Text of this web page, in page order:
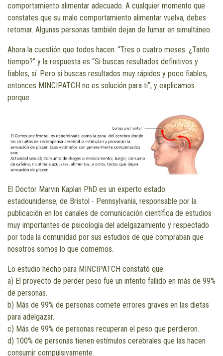
comportamiento alimentar adecuado. A cualquier momento que
constates que su malo comportamiento alimentar vuelva, debes
retomar. Algunas personas también dejan de fumar en simultáneo.
Ahora la cuestión que todos hacen. “Tres o cuatro meses. ¿Tanto
tiempo?” y la respuesta es “Si buscas resultados definitivos y
fiables, sí. Pero si buscas resultados muy rápidos y poco fiables,
entonces MINCIPATCH no es solución para ti”, y explicamos
porque.
El Doctor Marvin Kaplan PhD es un experto estado
estadounidense, de Bristol - Pennsylvania, responsable por la
publicación en los canales de comunicación científica de estudios
muy importantes de psicología del adelgazamiento y respectado
por toda la comunidad por sus estudios de que compraban que
nosotros somos lo que comemos.
Lo estudio hecho para MINCIPATCH constató que:
a) El proyecto de perder peso fue un intento fallido en más de 99%
de personas.
b) Más de 99% de personas comete errores graves en las dietas
para adelgazar.
c) Más de 99% de personas recuperan el peso que perdieron.
d) 100% de personas tienen estímulos cerebrales que las hacen
consumir compulsivamente.